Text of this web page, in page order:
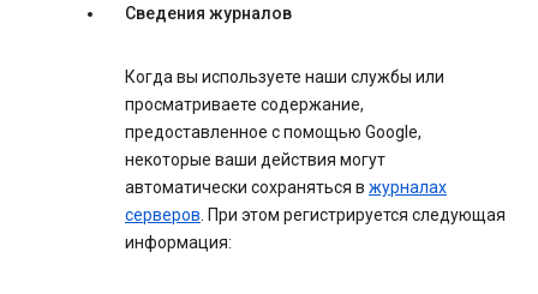
Сведения журналов
Когда вы используете наши службы или
просматриваете содержание,
предоставленное с помощью Google,
некоторые ваши действия могут
автоматически сохраняться в журналах
серверов. При этом регистрируется следующая
информация: